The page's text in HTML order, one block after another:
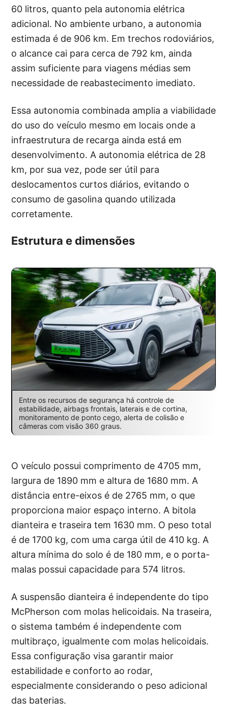
60 litros, quanto pela autonomia elétrica
adicional. No ambiente urbano, a autonomia
estimada é de 906 km. Em trechos rodoviários,
o alcance cai para cerca de 792 km, ainda
assim suficiente para viagens médias sem
necessidade de reabastecimento imediato.
Essa autonomia combinada amplia a viabilidade
do uso do veículo mesmo em locais onde a
infraestrutura de recarga ainda está em
desenvolvimento. A autonomia elétrica de 28
km, por sua vez, pode ser útil para
deslocamentos curtos diários, evitando o
consumo de gasolina quando utilizada
corretamente.
Estrutura e dimensões
Entre os recursos de segurança há controle de
estabilidade, airbags frontais, laterais e de cortina,
monitoramento de ponto cego, alerta de colisão e
câmeras com visão 360 graus.
O veículo possui comprimento de 4705 mm,
largura de 1890 mm e altura de 1680 mm. A
distância entre-eixos é de 2765 mm, o que
proporciona maior espaço interno. A bitola
dianteira e traseira tem 1630 mm. O peso total
é de 1700 kg, com uma carga útil de 410 kg. A
altura mínima do solo é de 180 mm, e o porta-
malas possui capacidade para 574 litros.
A suspensão dianteira é independente do tipo
McPherson com molas helicoidais. Na traseira,
o sistema também é independente com
multibraço, igualmente com molas helicoidais.
Essa configuração visa garantir maior
estabilidade e conforto ao rodar,
especialmente considerando o peso adicional
das baterias.